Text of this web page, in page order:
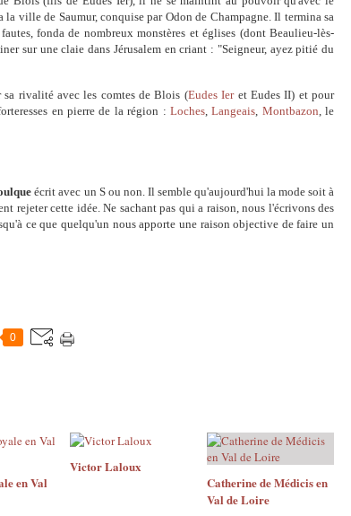
la ville de Saumur, conquise par Odon de Champagne. Il termina sa
fonda de nombreux monstères et églises (dont Beaulieu-lès-
sur une claie dans Jérusalem en criant : "Seigneur, ayez pitié du
rivalité avec les comtes de Blois (Eudes Ier et Eudes II) et pour
en pierre de la région : Loches, Langeais, Montbazon, le
écrit avec un S ou non. Il semble qu'aujourd'hui la mode soit à
rejeter cette idée. Ne sachant pas qui a raison, nous l'écrivons des
ce que quelqu'un nous apporte une raison objective de faire un
0
en Val
Victor Laloux
Catherine de Médicis en
Val de Loire